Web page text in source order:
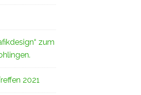
zum
2021